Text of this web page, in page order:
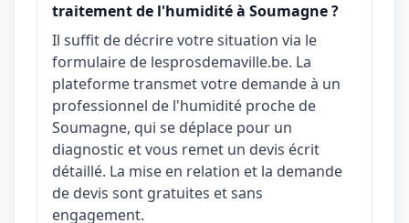
traitement de l'humidité à Soumagne ?
Il suffit de décrire votre situation via le
formulaire de lesprosdemaville.be. La
plateforme transmet votre demande à un
professionnel de l'humidité proche de
Soumagne, qui se déplace pour un
diagnostic et vous remet un devis écrit
détaillé. La mise en relation et la demande
de devis sont gratuites et sans
engagement.